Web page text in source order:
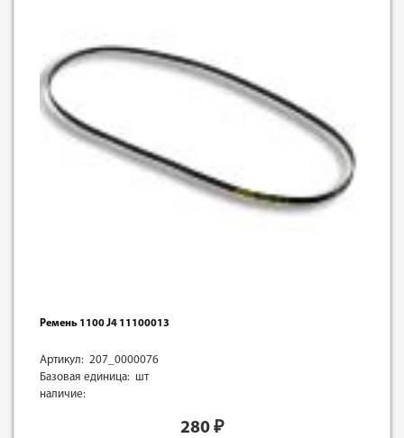
Ремень 1100 J4 11100013
Артикул: 207_0000076
Базовая единица: шт
наличие:
280 ₽